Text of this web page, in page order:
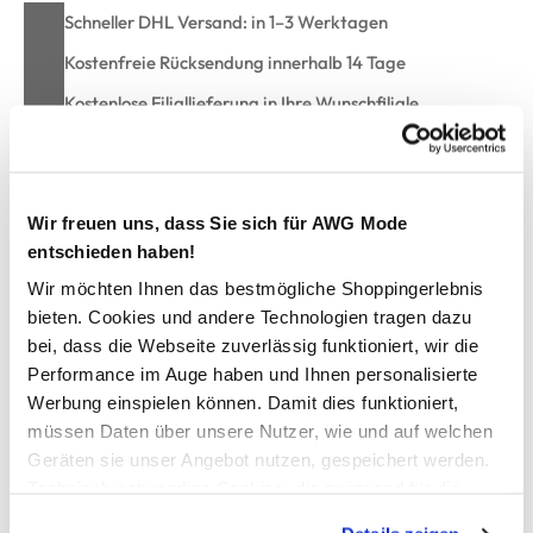
Wir freuen uns, dass Sie sich für AWG Mode
entschieden haben!
Wir möchten Ihnen das bestmögliche Shoppingerlebnis
bieten. Cookies und andere Technologien tragen dazu
bei, dass die Webseite zuverlässig funktioniert, wir die
Performance im Auge haben und Ihnen personalisierte
Werbung einspielen können. Damit dies funktioniert,
müssen Daten über unsere Nutzer, wie und auf welchen
Geräten sie unser Angebot nutzen, gespeichert werden.
Schneller DHL Versand: in 1–3 Werktagen
Kostenfreie Rücksendung innerhalb 14 Tage
Kostenlose Filiallieferung in Ihre Wunschfiliale
Damen Strick Blazer
schicker Strickblazer von Sure
mit breitem Revers
geschlossen mit zwei Knöpfen
lange Ärmel mit Bündchen
aufgesetzte Taschen